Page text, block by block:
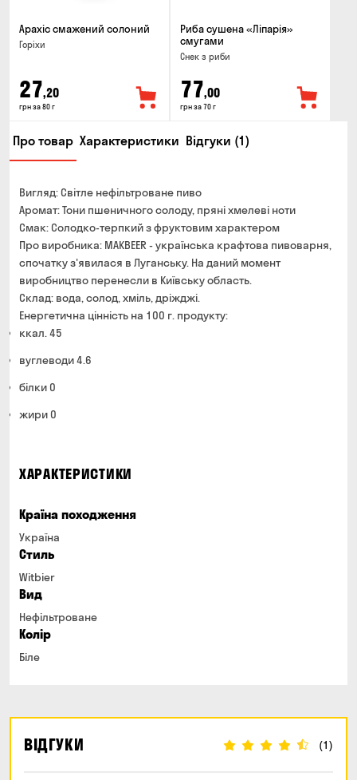
Арахіс смажений солоний
Горіхи
27,20
грн за 80 г
Риба сушена «Ліпарія»
смугами
Снек з риби
77,00
грн за 70 г
Про товар Характеристики Відгуки (1)
Вигляд: Світле нефільтроване пиво
Аромат: Тони пшеничного солоду, пряні хмелеві ноти
Смак: Солодко-терпкий з фруктовим характером
Про виробника: MAKBEER - українська крафтова пивоварня,
спочатку з'явилася в Луганську. На даний момент
виробництво перенесли в Київську область.
Склад: вода, солод, хміль, дріжджі.
Енергетична цінність на 100 г. продукту:
ккал. 45
вуглеводи 4.6
білки 0
жири 0
ХАРАКТЕРИСТИКИ
Країна походження
Україна
Стиль
Witbier
Вид
Нефільтроване
Колір
Біле
ВІДГУКИ (1)